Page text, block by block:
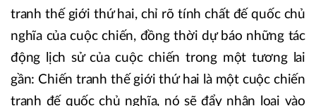
tranh thế giới thứ hai, chỉ rõ tính chất đế quốc chủ
nghĩa của cuộc chiến, đồng thời dự báo những tác
động lịch sử của cuộc chiến trong một tương lai
gần: Chiến tranh thế giới thứ hai là một cuộc chiến
tranh đế quốc chủ nghĩa, nó sẽ đẩy nhân loại vào